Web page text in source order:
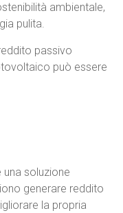
ambientale,
pulita.
passivo
può essere
soluzione
generare reddito
la propria